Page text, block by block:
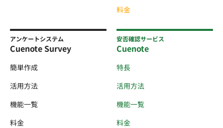
料金
アンケートシステム
Cuenote Survey
簡単作成
活用方法
機能一覧
料金
安否確認サービス
Cuenote
特長
活用方法
機能一覧
料金